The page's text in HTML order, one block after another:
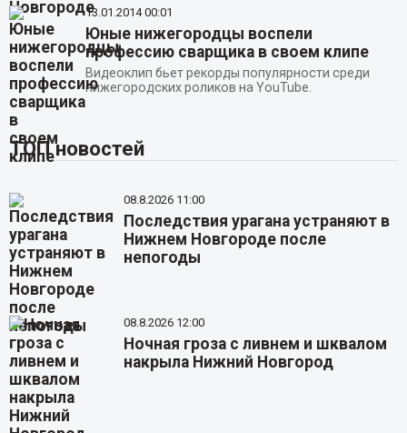
13.01.201400:01
Юные нижегородцы воспели
профессию сварщика в своем клипе
Видеоклип бьет рекорды популярности среди
нижегородских роликов на YouTube.
ТОП новостей
08.8.2026 11:00
Последствия урагана устраняют в
Нижнем Новгороде после
непогоды
08.8.2026 12:00
Ночная гроза с ливнем и шквалом
накрыла Нижний Новгород